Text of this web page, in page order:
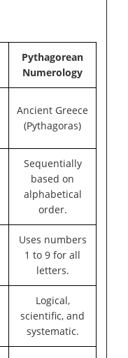
Pythagorean
Numerology
Ancient Greece
(Pythagoras)
Sequentially
based on
alphabetical
order.
Uses numbers
1 to 9 for all
letters.
Logical,
scientific, and
systematic.